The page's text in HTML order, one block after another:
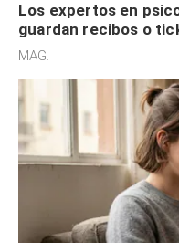
Los expertos en
guardan recibos o
son acumuladores,
MAG.